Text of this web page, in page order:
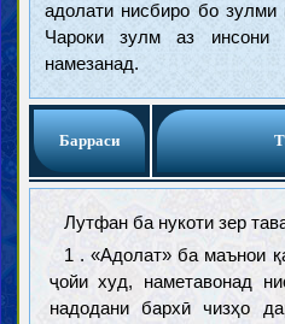
адолати нисбиро бо
Чароки зулм аз
намезанад.
Барраси
Лутфан ба нукоти зер
1 . «Адолат» ба маънои
ҷойи худ, наметавонад
надодани бархӣ чизҳо